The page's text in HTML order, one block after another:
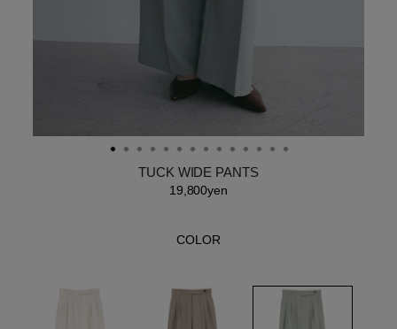
TUCK WIDE PANTS
19,800yen
COLOR